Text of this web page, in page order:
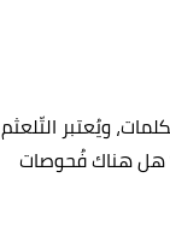
ويُعتبر التّلعثم
هل هناك فُحوصات